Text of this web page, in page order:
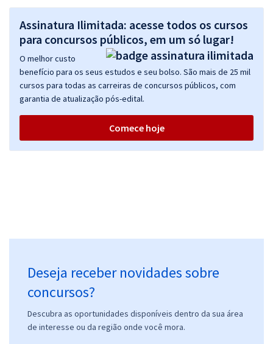
Assinatura Ilimitada: acesse todos os cursos
para concursos públicos, em um só lugar!
O melhor custo
benefício para os seus estudos e seu bolso. São mais de 25 mil
cursos para todas as carreiras de concursos públicos, com
garantia de atualização pós-edital.
Comece hoje
Deseja receber novidades sobre
concursos?
Descubra as oportunidades disponíveis dentro da sua área
de interesse ou da região onde você mora.